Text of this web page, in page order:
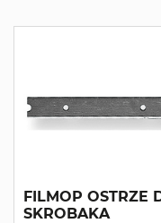
FILMOP OSTRZE
SKROBAKA